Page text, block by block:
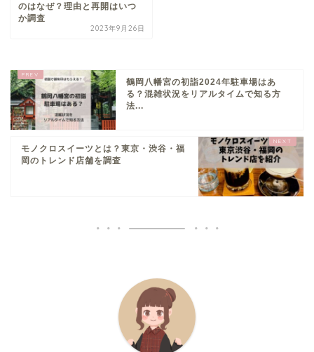
のはなぜ？理由と再開はいつ
か調査
2023年9月26日
鶴岡八幡宮の初詣2024年駐車場はあ
る？混雑状況をリアルタイムで知る方
法...
モノクロスイーツとは？東京・渋谷・福
岡のトレンド店舗を調査